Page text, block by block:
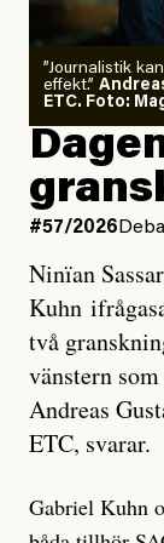
”Journalistik
effekt.”
ETC. Foto:
#57/2026
Ninïan
Kuhn
två
vänstern
Andreas
ETC, svarar.
Gabriel Kuhn